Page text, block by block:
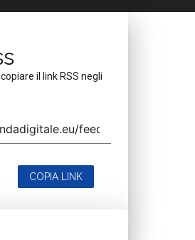
il link RSS negli
COPIA LINK